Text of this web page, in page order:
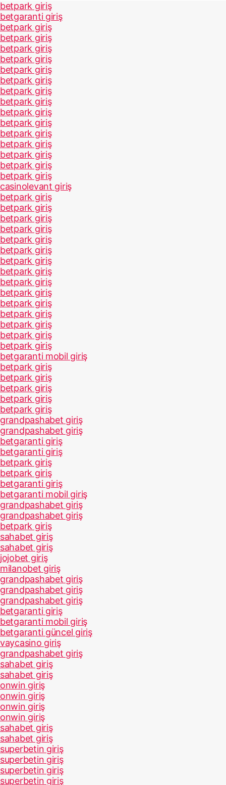
betpark giriş
betgaranti giriş
betpark giriş
betpark giriş
betpark giriş
betpark giriş
betpark giriş
betpark giriş
betpark giriş
betpark giriş
betpark giriş
betpark giriş
betpark giriş
betpark giriş
betpark giriş
betpark giriş
betpark giriş
casinolevant giriş
betpark giriş
betpark giriş
betpark giriş
betpark giriş
betpark giriş
betpark giriş
betpark giriş
betpark giriş
betpark giriş
betpark giriş
betpark giriş
betpark giriş
betpark giriş
betpark giriş
betpark giriş
betgaranti mobil giriş
betpark giriş
betpark giriş
betpark giriş
betpark giriş
betpark giriş
grandpashabet giriş
grandpashabet giriş
betgaranti giriş
betgaranti giriş
betpark giriş
betpark giriş
betgaranti giriş
betgaranti mobil giriş
grandpashabet giriş
grandpashabet giriş
betpark giriş
sahabet giriş
sahabet giriş
jojobet giriş
milanobet giriş
grandpashabet giriş
grandpashabet giriş
grandpashabet giriş
betgaranti giriş
betgaranti mobil giriş
betgaranti güncel giriş
vaycasino giriş
grandpashabet giriş
sahabet giriş
sahabet giriş
onwin giriş
onwin giriş
onwin giriş
onwin giriş
sahabet giriş
sahabet giriş
superbetin giriş
superbetin giriş
superbetin giriş
superbetin giriş